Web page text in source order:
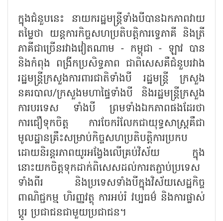
ក្នុងជំនួបនេះ នាយករដ្ឋមន្ត្រីទាំងបីបានឯកភាពវាយ
តម្លៃថា យន្តការកិច្ចសហប្រតិបត្តិការទ្វេភាគី និងត្រី
ភាគីជាច្រើនរវាងវៀតណាម - កម្ពុជា - ឡាវ បាន
និងកំពុង ពង្រីកប្រសិទ្ធភាព ជាពិសេសគឺជំនួបរវាង
រដ្ឋមន្ត្រីក្រសួងការពារជាតិទាំងបី រដ្ឋមន្ត្រី ក្រសួង
នគរបាល/ក្រសួងមហាផ្ទៃទាំងបី និងរដ្ឋមន្ត្រីក្រសួង
ការបរទេស ទាំងបី ព្រមទាំងឯកភាពផងដែរថា
ការជឿទុកចិត្ត ការចែករំលែកជាយុទ្ធសាស្រ្តគឺជា
មូលដ្ឋានគ្រឹះសម្រាប់កិច្ចសហប្រតិបត្តិការប្រកប
ដោយនិរន្តរភាពយូរអង្វែងលើគ្រប់វិស័យ ក្នុង
នោះយកចិត្តទុកដាក់ពិសេសដល់ការតភ្ជាប់ប្រទេស
ទាំងពីរ និងប្រទេសទាំងបីក្នុងវិស័យសេដ្ឋកិច្ច
ពាណិជ្ជកម្ម ហិរញ្ញវត្ថុ ការអប់រំ វប្បធម៌ និងការផ្លាស់
ប្តូរ ប្រជាជនជាមួយប្រជាជន។